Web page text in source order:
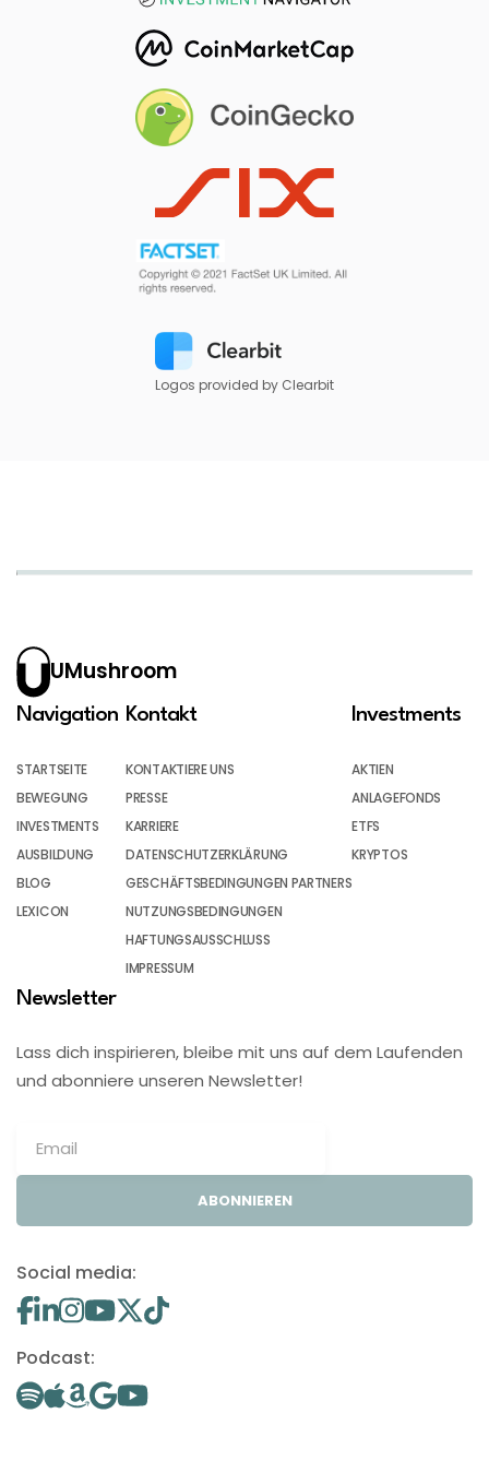
Logos provided by Clearbit
UMushroom
Navigation
STARTSEITE
BEWEGUNG
INVESTMENTS
AUSBILDUNG
BLOG
LEXICON
Kontakt
KONTAKTIERE UNS
PRESSE
KARRIERE
DATENSCHUTZERKLÄRUNG
GESCHÄFTSBEDINGUNGEN PARTNERS
NUTZUNGSBEDINGUNGEN
HAFTUNGSAUSSCHLUSS
IMPRESSUM
Investments
AKTIEN
ANLAGEFONDS
ETFS
KRYPTOS
Newsletter
Lass dich inspirieren, bleibe mit uns auf dem Laufenden
und abonniere unseren Newsletter!
ABONNIEREN
Social media:
Podcast: